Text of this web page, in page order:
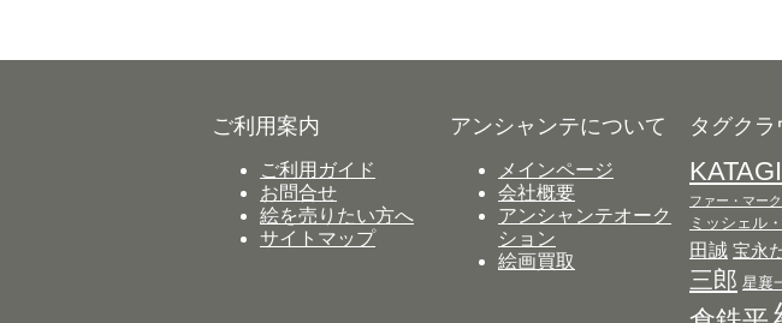
ご利用案内
ご利用ガイド
お問合せ
絵を売りたい方へ
サイトマップ
アンシャンテについて
メインページ
会社概要
アンシャンテオーク
ション
絵画買取
タグクラ
ファー・マー
ミッシェル
田誠 宝永
三郎 星襄